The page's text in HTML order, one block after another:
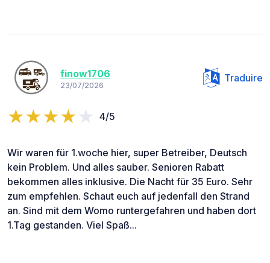
finow1706
23/07/2026
Traduire
4/5
Wir waren für 1.woche hier, super Betreiber, Deutsch
kein Problem. Und alles sauber. Senioren Rabatt
bekommen alles inklusive. Die Nacht für 35 Euro. Sehr
zum empfehlen. Schaut euch auf jedenfall den Strand
an. Sind mit dem Womo runtergefahren und haben dort
1.Tag gestanden. Viel Spaß...